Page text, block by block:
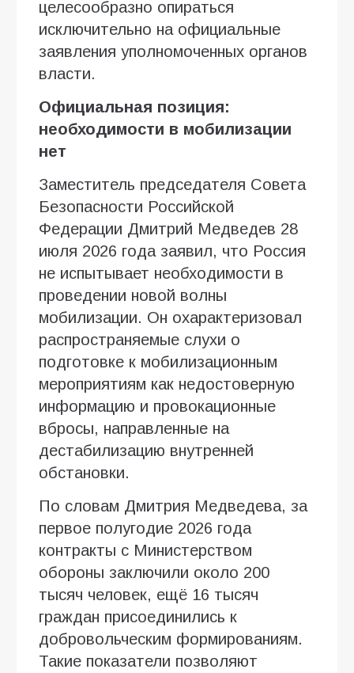
целесообразно опираться
исключительно на официальные
заявления уполномоченных органов
власти.
Официальная позиция:
необходимости в мобилизации
нет
Заместитель председателя Совета
Безопасности Российской
Федерации Дмитрий Медведев 28
июля 2026 года заявил, что Россия
не испытывает необходимости в
проведении новой волны
мобилизации. Он охарактеризовал
распространяемые слухи о
подготовке к мобилизационным
мероприятиям как недостоверную
информацию и провокационные
вбросы, направленные на
дестабилизацию внутренней
обстановки.
По словам Дмитрия Медведева, за
первое полугодие 2026 года
контракты с Министерством
обороны заключили около 200
тысяч человек, ещё 16 тысяч
граждан присоединились к
добровольческим формированиям.
Такие показатели позволяют